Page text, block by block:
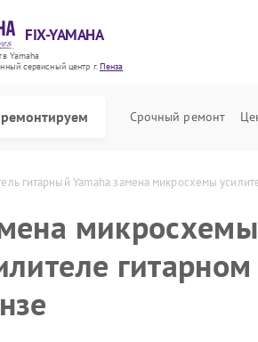
FIX-YAMAHA
Yamaha
cервисный центр г.Пенза
Срочный ремонт
гитарный Yamaha замена микросхемы